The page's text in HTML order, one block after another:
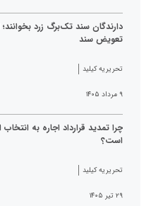
دارندگان سند تک‌برگ زرد
تعویض سند
تحریریه کیلید
۹ مرداد ۱۴۰۵
چرا تمدید قرارداد اجاره به
است؟
تحریریه کیلید
۲۹ تیر ۱۴۰۵